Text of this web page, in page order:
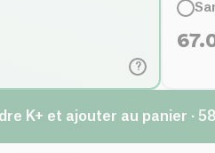
?
K+ et ajouter au panier ·